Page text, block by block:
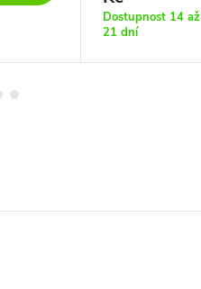
Dostupnost 14 až
21 dní